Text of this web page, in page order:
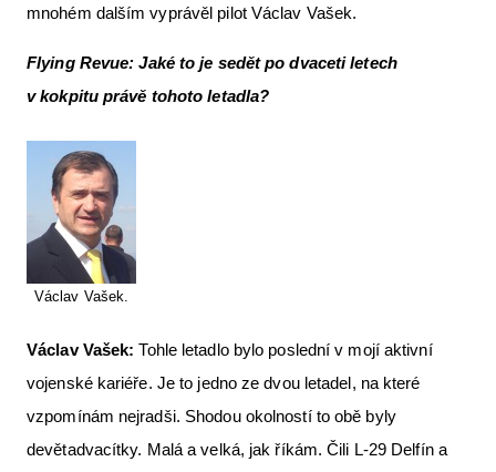
mnohém dalším vyprávěl pilot Václav Vašek.
Flying Revue:Jaké to je sedět po dvaceti letech
v kokpitu právě tohoto letadla?
Václav Vašek.
Václav Vašek: Tohle letadlo bylo poslední v mojí aktivní
vojenské kariéře. Je to jedno ze dvou letadel, na které
vzpomínám nejradši. Shodou okolností to obě byly
devětadvacítky. Malá a velká, jak říkám. Čili L-29 Delfín a